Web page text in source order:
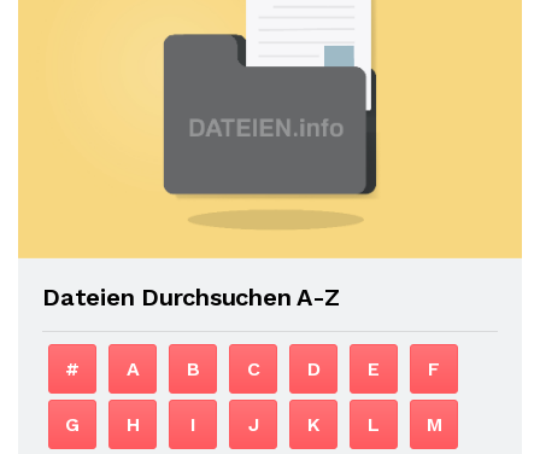
Dateien Durchsuchen A-Z
# A B C D E F
G H I J K L M